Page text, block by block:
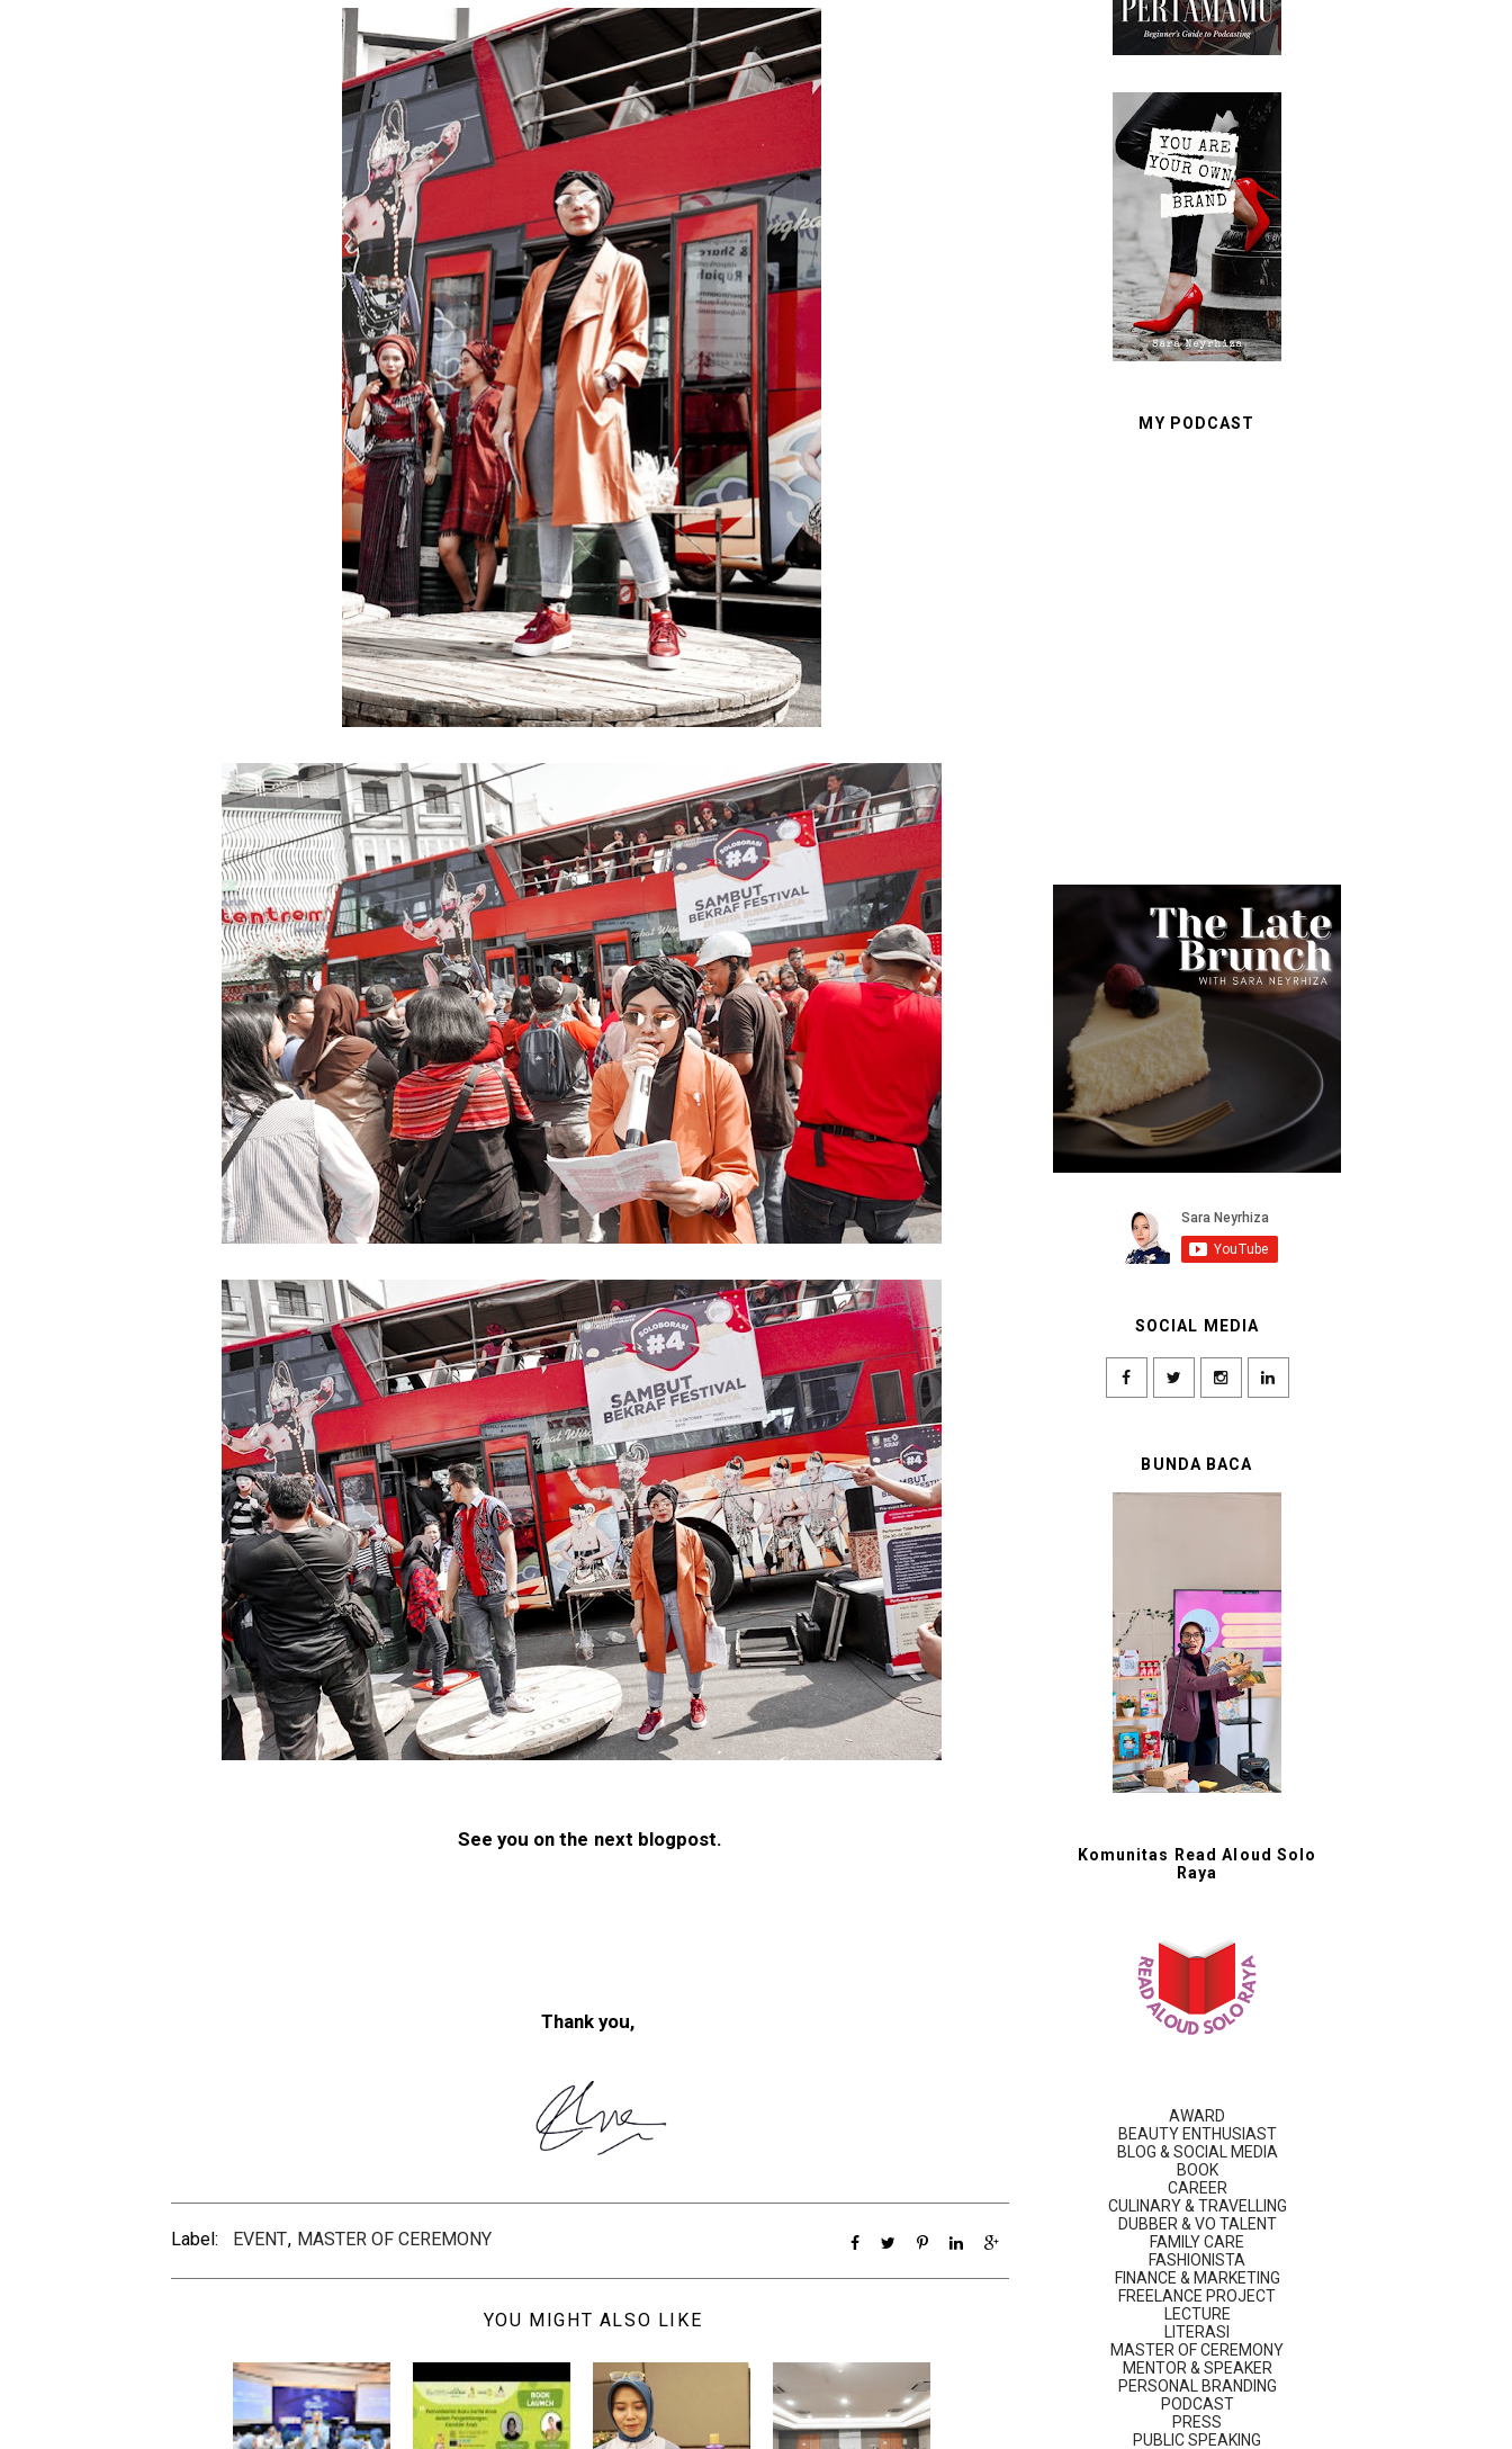
See you on the next blogpost.
Thank you,
Label: EVENT, MASTER OF CEREMONY
YOU MIGHT ALSO LIKE
MY PODCAST
SOCIAL MEDIA
BUNDA BACA
Komunitas Read Aloud Solo
Raya
AWARD
BEAUTY ENTHUSIAST
BLOG & SOCIAL MEDIA
BOOK
CAREER
CULINARY & TRAVELLING
DUBBER & VO TALENT
FAMILY CARE
FASHIONISTA
FINANCE & MARKETING
FREELANCE PROJECT
LECTURE
LITERASI
MASTER OF CEREMONY
MENTOR & SPEAKER
PERSONAL BRANDING
PODCAST
PRESS
PUBLIC SPEAKING